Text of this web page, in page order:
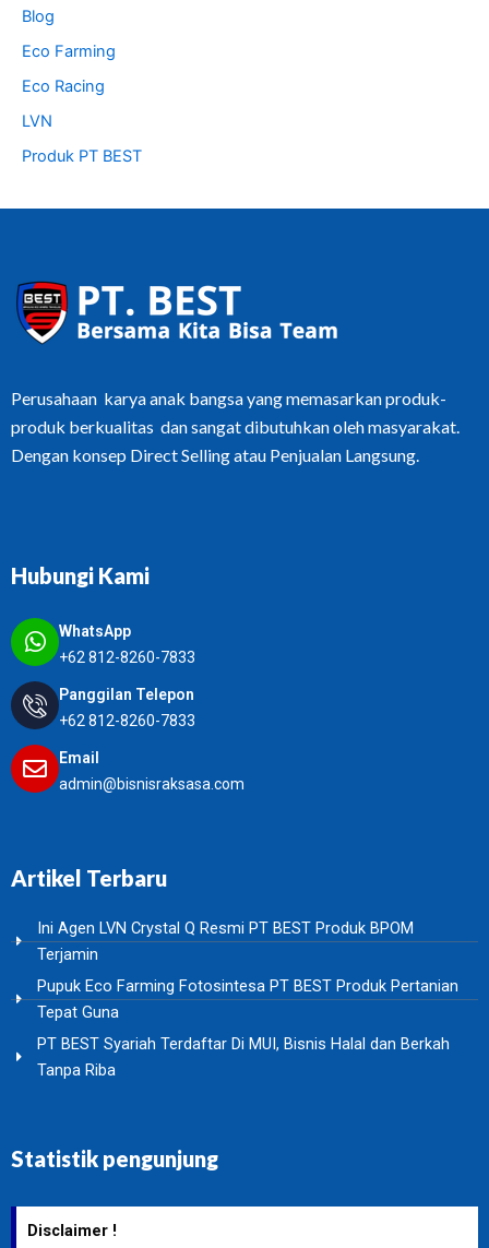
Blog
Eco Farming
Eco Racing
LVN
Produk PT BEST
Perusahaan karya anak bangsa yang memasarkan produk-
produk berkualitas dan sangat dibutuhkan oleh masyarakat.
Dengan konsep Direct Selling atau Penjualan Langsung.
Hubungi Kami
WhatsApp
+62 812-8260-7833
Panggilan Telepon
+62 812-8260-7833
Email
admin@bisnisraksasa.com
Artikel Terbaru
Ini Agen LVN Crystal Q Resmi PT BEST Produk BPOM
Terjamin
Pupuk Eco Farming Fotosintesa PT BEST Produk Pertanian
Tepat Guna
PT BEST Syariah Terdaftar Di MUI, Bisnis Halal dan Berkah
Tanpa Riba
Statistik pengunjung
Disclaimer !